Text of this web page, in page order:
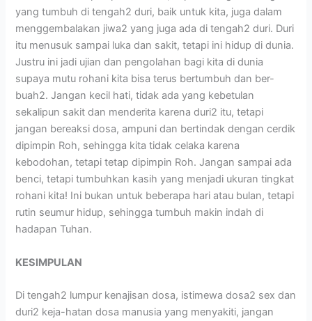
yang tumbuh di tengah2 duri, baik untuk kita, juga dalam
menggembalakan jiwa2 yang juga ada di tengah2 duri. Duri
itu menusuk sampai luka dan sakit, tetapi ini hidup di dunia.
Justru ini jadi ujian dan pengolahan bagi kita di dunia
supaya mutu rohani kita bisa terus bertumbuh dan ber-
buah2. Jangan kecil hati, tidak ada yang kebetulan
sekalipun sakit dan menderita karena duri2 itu, tetapi
jangan bereaksi dosa, ampuni dan bertindak dengan cerdik
dipimpin Roh, sehingga kita tidak celaka karena
kebodohan, tetapi tetap dipimpin Roh. Jangan sampai ada
benci, tetapi tumbuhkan kasih yang menjadi ukuran tingkat
rohani kita! Ini bukan untuk beberapa hari atau bulan, tetapi
rutin seumur hidup, sehingga tumbuh makin indah di
hadapan Tuhan.
KESIMPULAN
Di tengah2 lumpur kenajisan dosa, istimewa dosa2 sex dan
duri2 keja-hatan dosa manusia yang menyakiti, jangan